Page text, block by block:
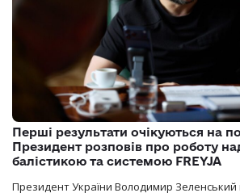
Перші результати очікуються на
Президент розповів про роботу
балістикою та системою FREYJA
Президент України Володимир